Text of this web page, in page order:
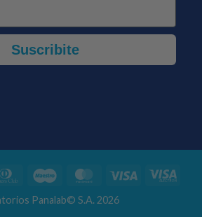
Suscribite
Dinners
Maestro MasterCard
Visa
Visa
Panalab© S.A. 2026